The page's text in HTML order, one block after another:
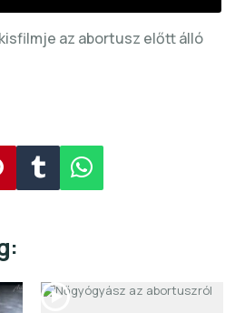
az abortusz előtt álló